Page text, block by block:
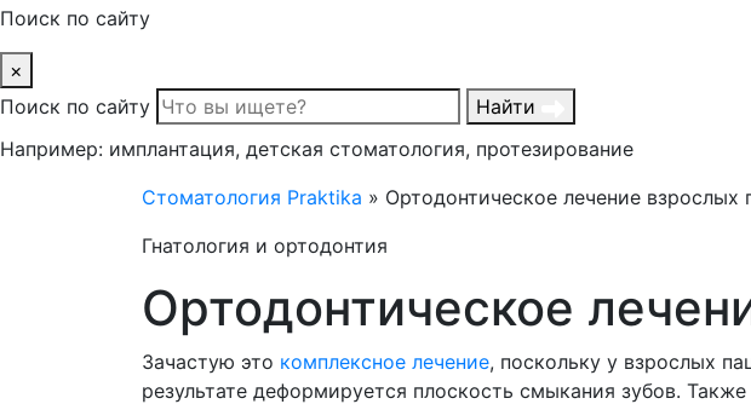
Поиск по сайту
×
Поиск по сайту
Найти
Например: имплантация, детская стоматология, протезирование
Стоматология Praktika » Ортодонтическое лечение взрослых
Гнатология и ортодонтия
Ортодонтическое
Зачастую это комплексное лечение, поскольку у взрослых
результате деформируется плоскость смыкания зубов.